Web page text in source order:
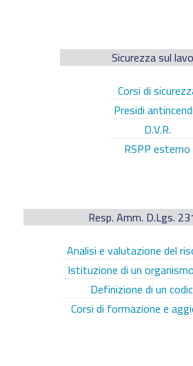
Sicurezza sul
Corsi di
Presidi
D.V.R.
RSPP esterno
Resp. Amm. D.Lgs.
Analisi e valutazione del
Istituzione di un
Definizione di un
Corsi di formazione e